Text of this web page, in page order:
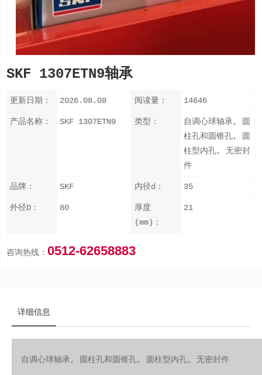
SKF 1307ETN9轴承
更新日期： 2026.08.08 阅读量： 14646
产品名称： SKF 1307ETN9 类型：
自调心球轴承, 圆
柱孔和圆锥孔, 圆
柱型内孔, 无密封
件
品牌： SKF 内径d： 35
外径D： 80
厚度
(mm)：
21
咨询热线：0512-62658883
详细信息
自调心球轴承, 圆柱孔和圆锥孔, 圆柱型内孔, 无密封件